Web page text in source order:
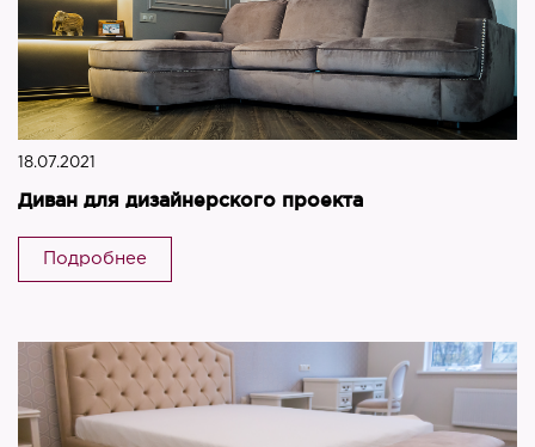
18.07.2021
Диван для дизайнерского проекта
Подробнее